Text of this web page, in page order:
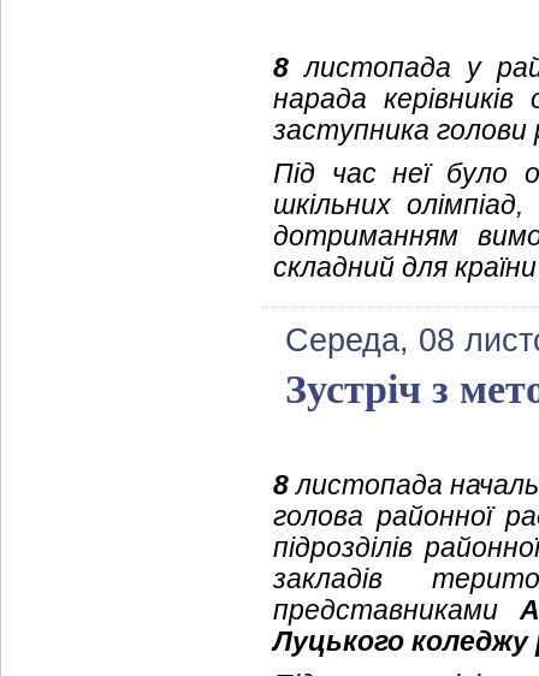
8 листопада у
нарада
заступника голови
Під час неї було
шкільних
дотриманням
складний для
Середа, 08
Зустріч з
8листопада
голова районної
підрозділів
закладів
представниками
Луцького коледжу